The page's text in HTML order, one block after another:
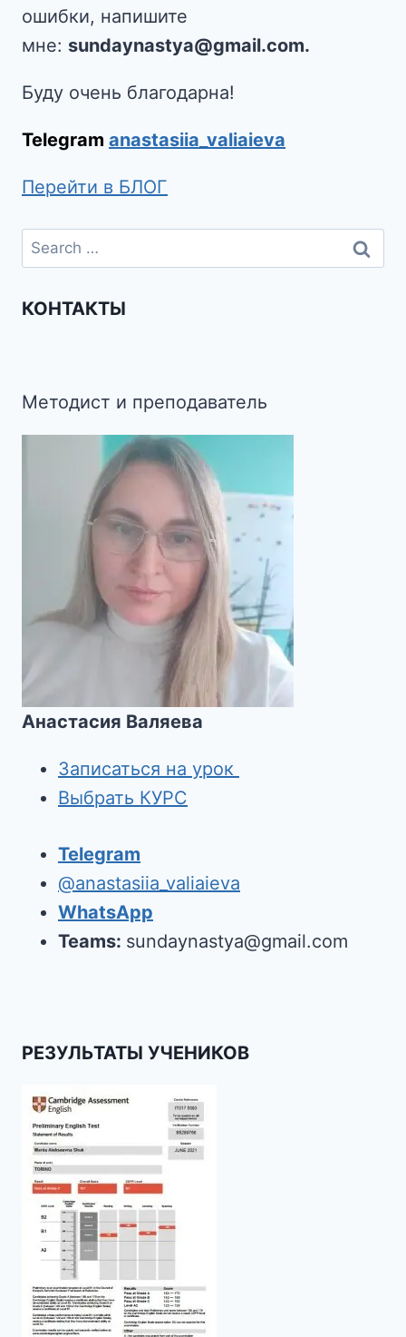
ошибки, напишите
мне: sundaynastya@gmail.com.
Буду очень благодарна!
Telegram anastasiia_valiaieva
Перейти в БЛОГ
КОНТАКТЫ
Методист и преподаватель
Анастасия Валяева
Записаться на урок
Выбрать КУРС
Telegram
@anastasiia_valiaieva
WhatsApp
Teams: sundaynastya@gmail.com
РЕЗУЛЬТАТЫ УЧЕНИКОВ